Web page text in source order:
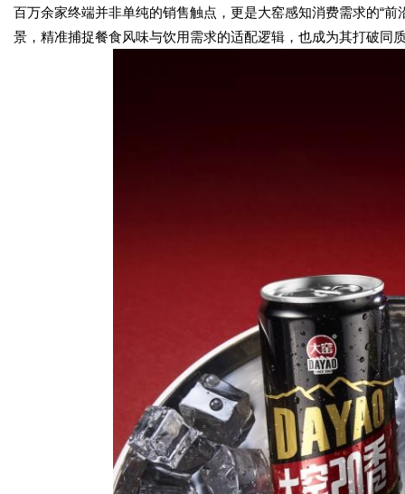
百万余家终端并非单纯的销售触点，更是大窑感知消费需求的“
景，精准捕捉餐食风味与饮用需求的适配逻辑，也成为其打破同